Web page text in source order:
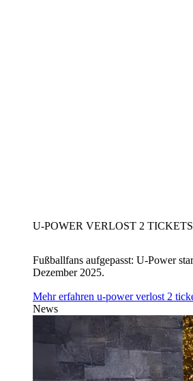
U‑POWER VERLOST 2
Fußballfans aufgepasst: U‑Power
Dezember 2025.
Mehr erfahren u‑power verlost 2
News